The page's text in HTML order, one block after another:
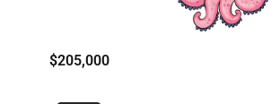
$205,000